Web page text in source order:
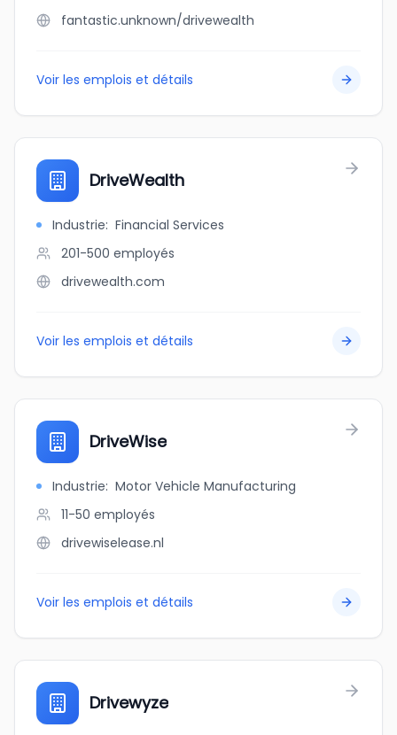
fantastic.unknown/drivewealth
Voir les emplois et détails
DriveWealth
Industrie: Financial Services
201-500 employés
drivewealth.com
Voir les emplois et détails
DriveWise
Industrie: Motor Vehicle Manufacturing
11-50 employés
drivewiselease.nl
Voir les emplois et détails
Drivewyze